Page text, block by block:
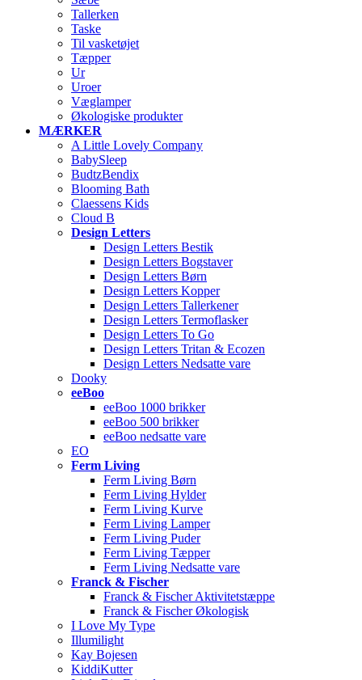
Tallerken
Taske
Til vasketøjet
Tæpper
Ur
Uroer
Væglamper
Økologiske produkter
MÆRKER
A Little Lovely Company
BabySleep
BudtzBendix
Blooming Bath
Claessens Kids
Cloud B
Design Letters
Design Letters Bestik
Design Letters Bogstaver
Design Letters Børn
Design Letters Kopper
Design Letters Tallerkener
Design Letters Termoflasker
Design Letters To Go
Design Letters Tritan & Ecozen
Design Letters Nedsatte vare
Dooky
eeBoo
eeBoo 1000 brikker
eeBoo 500 brikker
eeBoo nedsatte vare
EO
Ferm Living
Ferm Living Børn
Ferm Living Hylder
Ferm Living Kurve
Ferm Living Lamper
Ferm Living Puder
Ferm Living Tæpper
Ferm Living Nedsatte vare
Franck & Fischer
Franck & Fischer Aktivitetstæppe
Franck & Fischer Økologisk
I Love My Type
Illumilight
Kay Bojesen
KiddiKutter